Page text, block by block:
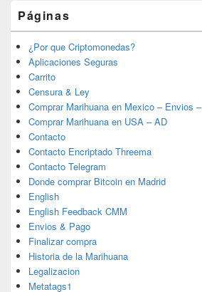
Páginas
¿Por que Criptomonedas?
Aplicaciones Seguras
Carrito
Censura & Ley
Comprar Marihuana en Mexico – Envios –
Comprar Marihuana en USA – AD
Contacto
Contacto Encriptado Threema
Contacto Telegram
Donde comprar Bitcoin en Madrid
English
English Feedback CMM
Envios & Pago
Finalizar compra
Historia de la Marihuana
Legalizacion
Metatags1